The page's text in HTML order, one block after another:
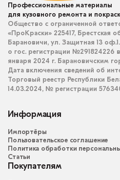
Профессиональные материалы
для кузовного ремонта и
Общество с ограниченной
«ПроКраски» 225417, Брестская
Барановичи, ул. Защитная 13
о гос. регистрации №291824226
января 2024 г. Барановичским
Дата включения сведений об
Торговый реестр Республики
14.03.2024, № регистрации
Информация
Импортёры
Пользовательское соглашение
Политика обработки
Статьи
Покупателям